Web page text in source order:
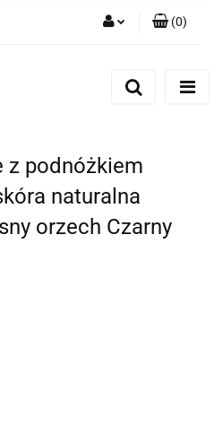
(0)
z podnóżkiem
naturalna
orzech Czarny